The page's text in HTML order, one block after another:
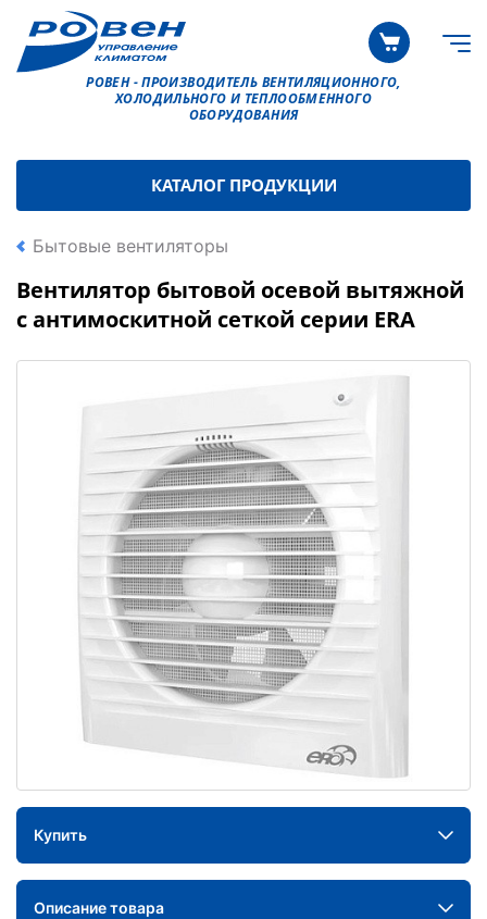
РОВЕН - ПРОИЗВОДИТЕЛЬ ВЕНТИЛЯЦИОННОГО,
ХОЛОДИЛЬНОГО И ТЕПЛООБМЕННОГО
ОБОРУДОВАНИЯ
КАТАЛОГ ПРОДУКЦИИ
Бытовые вентиляторы
Вентилятор бытовой осевой вытяжной
с антимоскитной сеткой серии ERA
Купить
Описание товара